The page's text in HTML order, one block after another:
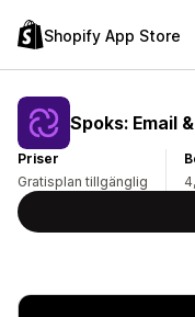
Shopify App Store
Spoks: Email
Priser
Gratisplan tillgänglig